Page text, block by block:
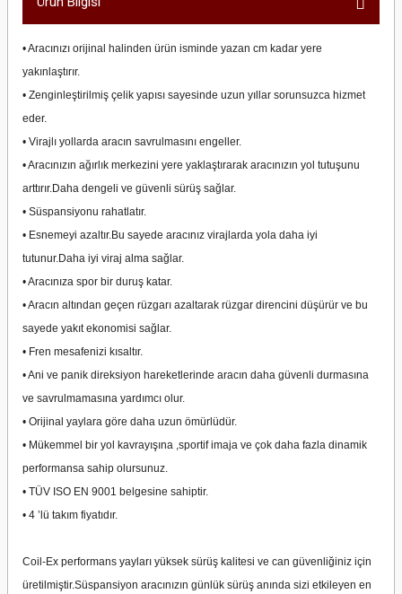
• Aracınızı orijinal halinden ürün isminde yazan cm kadar yere
yakınlaştırır.
• Zenginleştirilmiş çelik yapısı sayesinde uzun yıllar sorunsuzca hizmet
eder.
• Virajlı yollarda aracın savrulmasını engeller.
• Aracınızın ağırlık merkezini yere yaklaştırarak aracınızın yol tutuşunu
arttırır.Daha dengeli ve güvenli sürüş sağlar.
• Süspansiyonu rahatlatır.
• Esnemeyi azaltır.Bu sayede aracınız virajlarda yola daha iyi
tutunur.Daha iyi viraj alma sağlar.
• Aracınıza spor bir duruş katar.
• Aracın altından geçen rüzgarı azaltarak rüzgar direncini düşürür ve bu
sayede yakıt ekonomisi sağlar.
• Fren mesafenizi kısaltır.
• Ani ve panik direksiyon hareketlerinde aracın daha güvenli durmasına
ve savrulmamasına yardımcı olur.
• Orijinal yaylara göre daha uzun ömürlüdür.
• Mükemmel bir yol kavrayışına ,sportif imaja ve çok daha fazla dinamik
performansa sahip olursunuz.
• TÜV ISO EN 9001 belgesine sahiptir.
• 4 ’lü takım fiyatıdır.
Coil-Ex performans yayları yüksek sürüş kalitesi ve can güvenliğiniz için
üretilmiştir.Süspansiyon aracınızın günlük sürüş anında sizi etkileyen en